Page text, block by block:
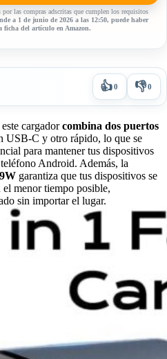
las compras adscritas que cumplen los requisitos
a 1 de junio de 2026 a las 12:50, puede haber
ficha del artículo en Amazon.
👍0 👎0
cargadorcombina dos puertos
USB-C y otro rápido, lo que se
para mantener tus dispositivos
Android. Además, la
garantiza que tus dispositivos se
menor tiempo posible,
sin importar el lugar.